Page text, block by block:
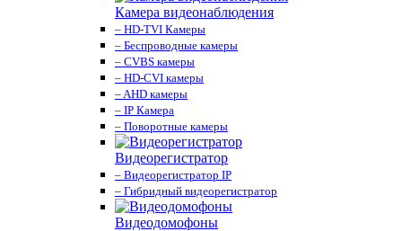
Камера видеонаблюдения
– HD-TVI Камеры
– Беспроводные камеры
– CVBS камеры
– HD-CVI камеры
– AHD камеры
– IP Камера
– Поворотные камеры
Видеорегистратор
– Видеорегистратор IP
– Гибридный видеорегистратор
Видеодомофоны